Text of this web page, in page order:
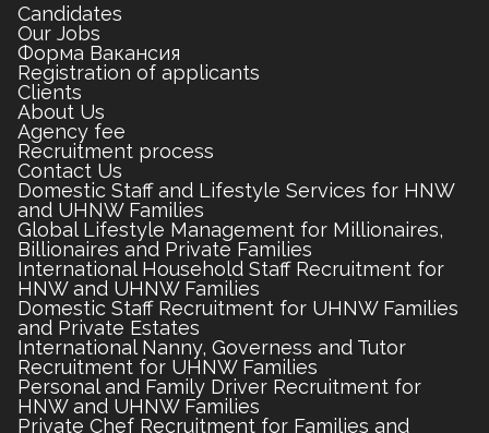
Candidates
Our Jobs
Форма Вакансия
Registration of applicants
Clients
About Us
Agency fee
Recruitment process
Contact Us
Domestic Staff and Lifestyle Services for HNW
and UHNW Families
Global Lifestyle Management for Millionaires,
Billionaires and Private Families
International Household Staff Recruitment for
HNW and UHNW Families
Domestic Staff Recruitment for UHNW Families
and Private Estates
International Nanny, Governess and Tutor
Recruitment for UHNW Families
Personal and Family Driver Recruitment for
HNW and UHNW Families
Private Chef Recruitment for Families and